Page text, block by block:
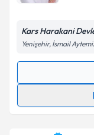
Kişisel
Metni'ni
Kars Harakani
Yenişehir, İsmail
Randevu